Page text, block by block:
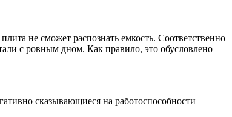
не сможет распознать емкость. Соответственно
с ровным дном. Как правило, это обусловлено
сказывающиеся на работоспособности